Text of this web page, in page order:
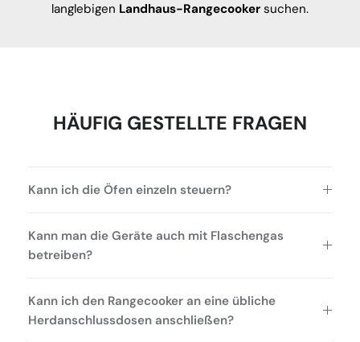
langlebigen Landhaus-Rangecookersuchen.
HÄUFIG GESTELLTE FRAGEN
Kann ich die Öfen einzeln steuern?
Kann man die Geräte auch mit Flaschengas
betreiben?
Kann ich den Rangecooker an eine übliche
Herdanschlussdosen anschließen?